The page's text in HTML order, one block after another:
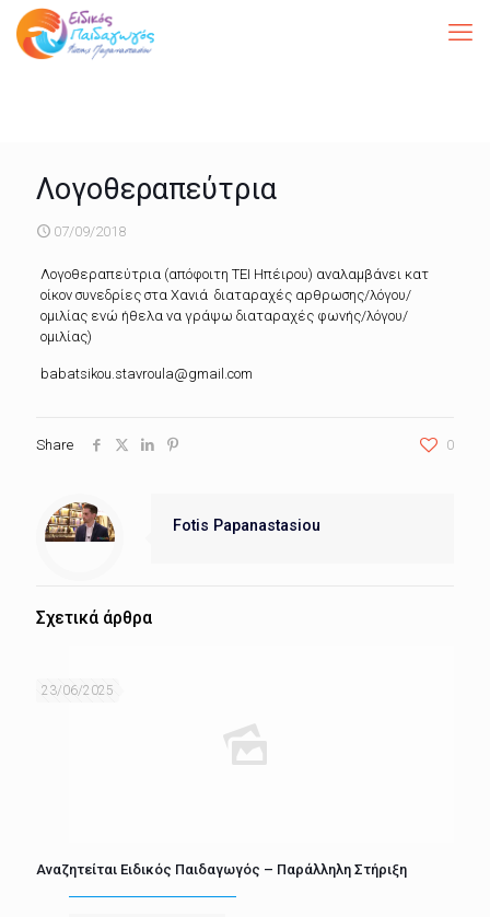
Λογοθεραπεύτρια
07/09/2018
Λογοθεραπεύτρια (απόφοιτη ΤΕΙ Ηπέιρου) αναλαμβάνει κατ
οίκον συνεδρίες στα Χανιά διαταραχές αρθρωσης/λόγου/
ομιλίας ενώ ήθελα να γράψω διαταραχές φωνής/λόγου/
ομιλίας)
babatsikou.stavroula@gmail.com
Share 0
Fotis Papanastasiou
Σχετικά άρθρα
23/06/2025
Αναζητείται Ειδικός Παιδαγωγός – Παράλληλη Στήριξη